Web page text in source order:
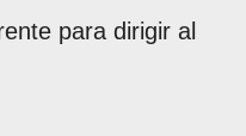
para dirigir al